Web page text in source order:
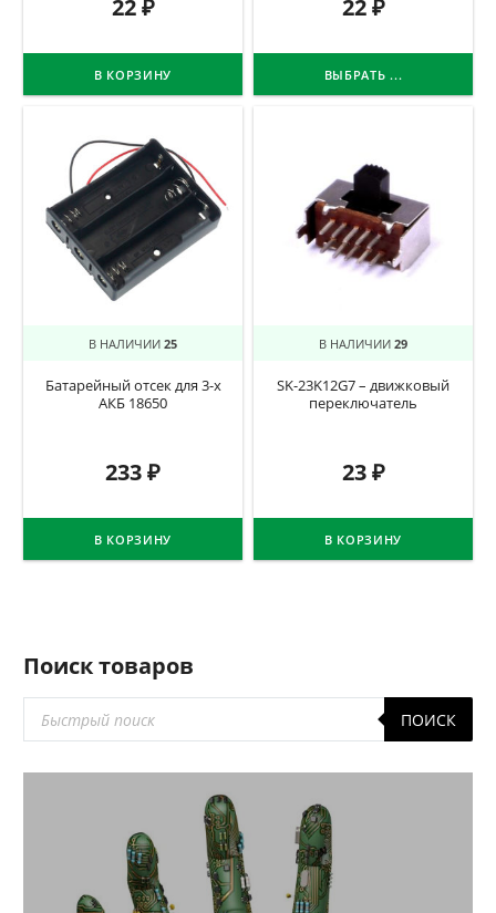
22₽
В КОРЗИНУ
22₽
ВЫБРАТЬ ...
В НАЛИЧИИ 25
Батарейный отсек для 3-х
АКБ 18650
233₽
В КОРЗИНУ
В НАЛИЧИИ 29
SK-23K12G7 – движковый
переключатель
23₽
В КОРЗИНУ
Поиск товаров
товаров
ПОИСК